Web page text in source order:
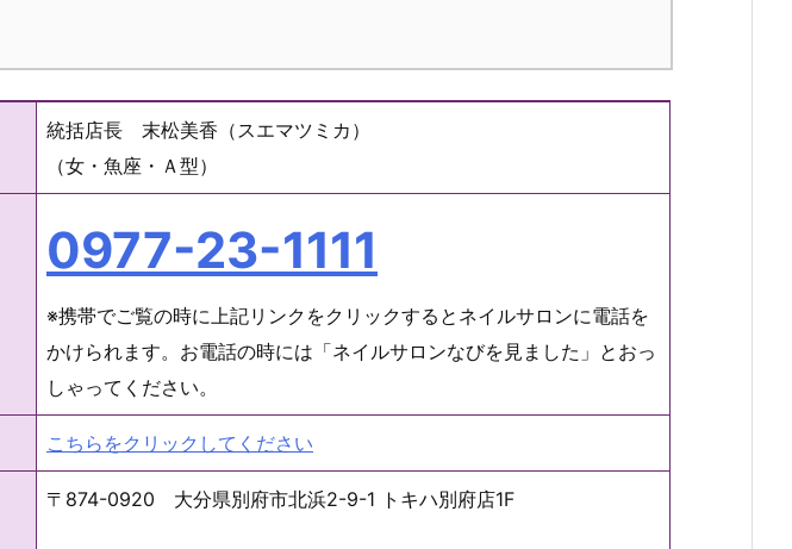
統括店長 末松美香（スエマツミカ）
（女・魚座・Ａ型）
0977-23-1111
※携帯でご覧の時に上記リンクをクリックするとネイルサロンに電話を
かけられます。お電話の時には「ネイルサロンなびを見ました」とおっ
しゃってください。
こちらをクリックしてください
〒874-0920 大分県別府市北浜2-9-1 トキハ別府店1F